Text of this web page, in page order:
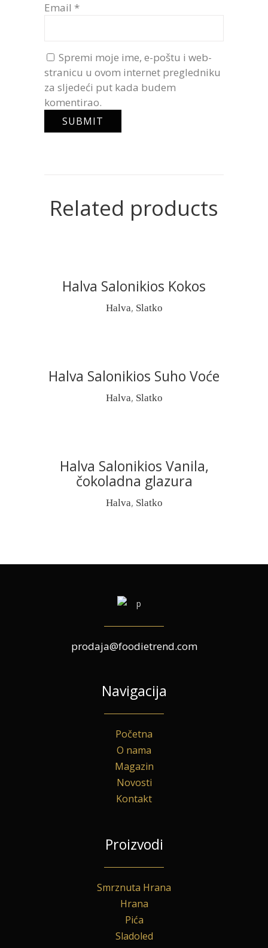
Email *
Spremi moje ime, e-poštu i web-
stranicu u ovom internet pregledniku
za sljedeći put kada budem
komentirao.
Related products
READ MORE
Halva Salonikios Kokos
Halva, Slatko
READ MORE
Halva Salonikios Suho Voće
Halva, Slatko
READ MORE
Halva Salonikios Vanila,
čokoladna glazura
Halva, Slatko
prodaja@foodietrend.com
Navigacija
Početna
O nama
Magazin
Novosti
Kontakt
Proizvodi
Smrznuta Hrana
Hrana
Pića
Sladoled